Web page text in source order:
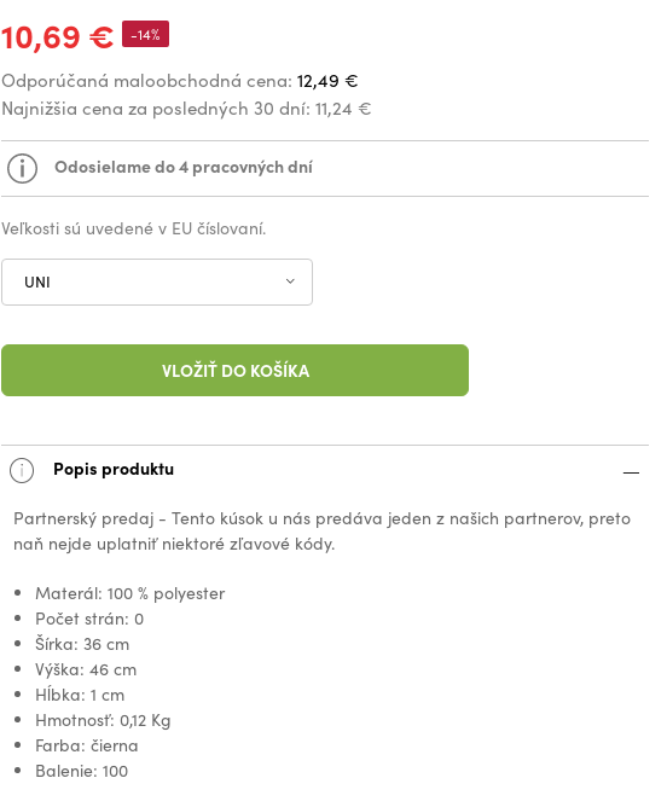
10,69 € -14%
Odporúčaná maloobchodná cena: 12,49 €
Najnižšia cena za posledných 30 dní: 11,24 €
Odosielame do 4 pracovných dní
Veľkosti sú uvedené v EU číslovaní.
UNI
VLOŽIŤ DO KOŠÍKA
Popis produktu
Partnerský predaj - Tento kúsok u nás predáva jeden z našich partnerov, preto
naň nejde uplatniť niektoré zľavové kódy.
Materál: 100 % polyester
Počet strán: 0
Šírka: 36 cm
Výška: 46 cm
Hĺbka: 1 cm
Hmotnosť: 0,12 Kg
Farba: čierna
Balenie: 100